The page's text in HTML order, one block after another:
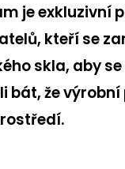
je exkluzivní
kteří se
skla, aby
bát, že